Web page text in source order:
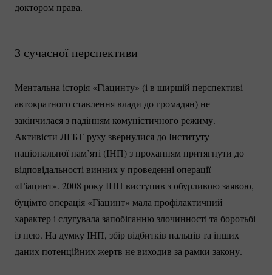
доктором права.
З сучасної перспективи
Ментальна історія «Гіацинту» (і в ширшій перспективі —
автократного ставлення влади до громадян) не
закінчилася з падінням комуністичного режиму.
Активісти ЛГБТ-руху звернулися до Інституту
національної пам’яті (ІНП) з проханням притягнути до
відповідальності винних у проведенні операції
«Гіацинт». 2008 року ІНП виступив з обурливою заявою,
буцімто операція «Гіацинт» мала профілактичний
характер і слугувала запобіганню злочинності та боротьбі
із нею. На думку ІНП, збір відбитків пальців та інших
даних потенційних жертв не виходив за рамки закону.